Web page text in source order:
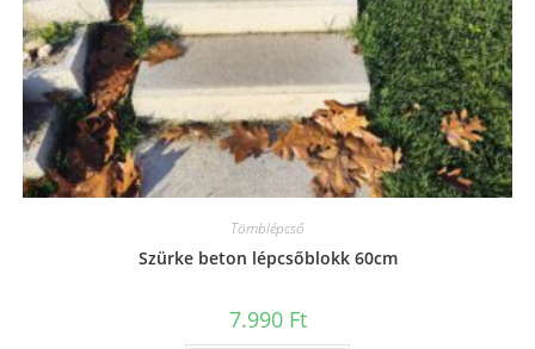
Tömblépcső
Szürke beton lépcsőblokk 60cm
7.990 Ft